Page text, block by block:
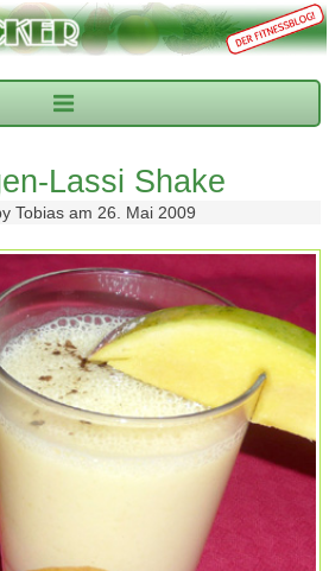
Lassi Shake
Tobias am 26. Mai 2009